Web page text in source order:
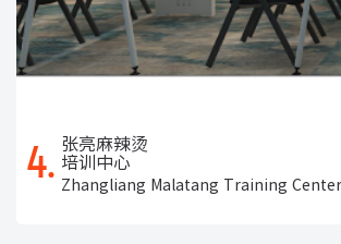
4. 张亮麻辣烫
培训中心
Zhangliang Malatang Training Center